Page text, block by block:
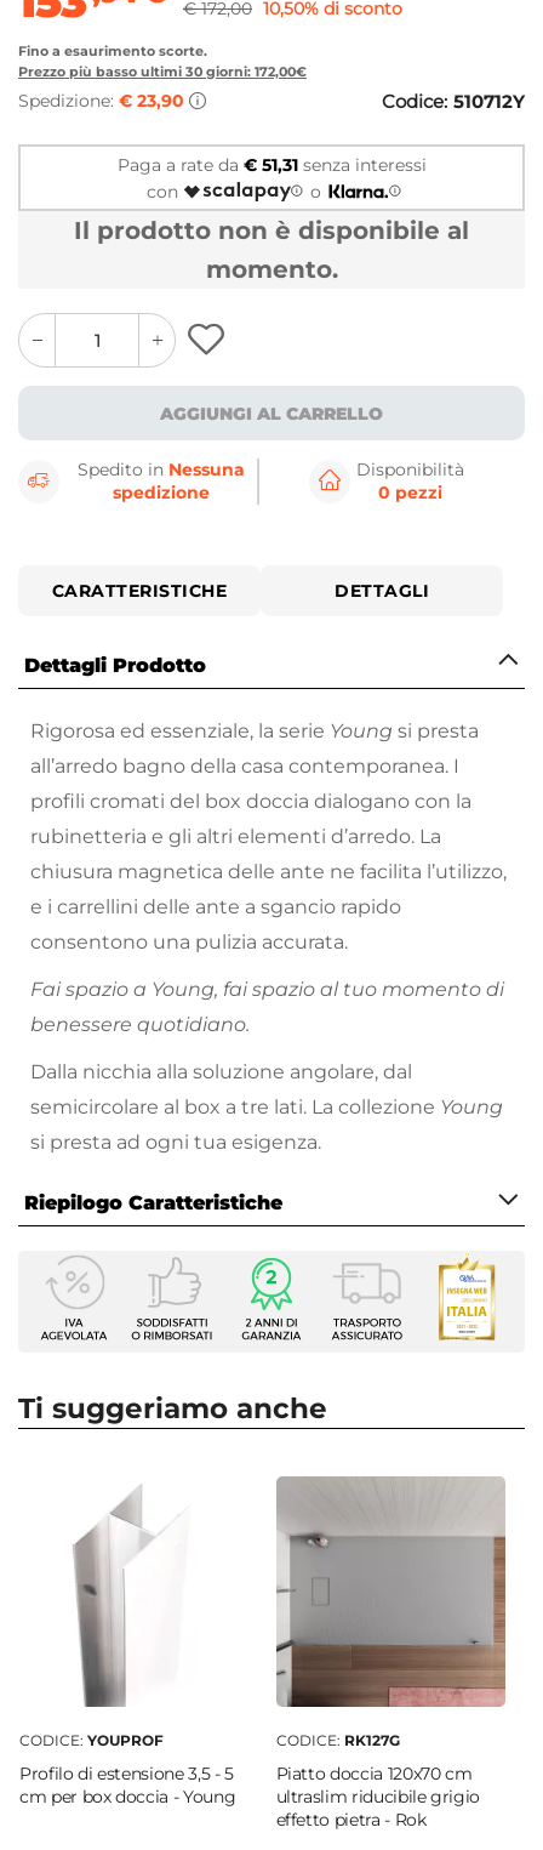
€ 172,00 10,50% di sconto
Fino a esaurimento scorte.
Prezzo più basso ultimi 30 giorni: 172,00€
Spedizione: € 23,90 Codice: 510712Y
Paga a rate da € 51,31senza interessi
con
o
Il prodotto non è disponibile al
momento.
quantity
button
quantity
minus
button
AGGIUNGI AL CARRELLO
Spedito in Nessuna
spedizione
Disponibilità
0 pezzi
CARATTERISTICHE DETTAGLI
Dettagli Prodotto
Rigorosa ed essenziale, la serie Young si presta
all’arredo bagno della casa contemporanea. I
profili cromati del box doccia dialogano con la
rubinetteria e gli altri elementi d’arredo. La
chiusura magnetica delle ante ne facilita l’utilizzo,
e i carrellini delle ante a sgancio rapido
consentono una pulizia accurata.
Fai spazio a Young, fai spazio al tuo momento di
benessere quotidiano.
Dalla nicchia alla soluzione angolare, dal
semicircolare al box a tre lati. La collezione Young
si presta ad ogni tua esigenza.
Riepilogo Caratteristiche
Caratteristiche
Serie
Young
Apertura
Dimensione
70 x 120 cm
Reversibile
Sì - (120 x 70 cm)
Regolabile
Larghezza Da - A
68 cm |70 cm
Ti suggeriamo anche
CODICE: YOUPROF
Profilo di estensione 3,5 - 5
cm per box doccia - Young
CODICE: RK127G
Piatto doccia 120x70 cm
ultraslim riducibile grigio
effetto pietra - Rok